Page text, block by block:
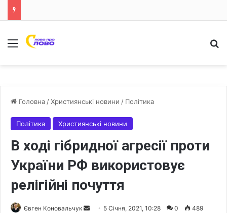
Меню
Головна /Християнські новини / Політика
Політика Християнські новини
В ході гібридної агресії проти
України РФ використовує
релігійні почуття
Євген Коновальчук 5 Січня, 2021, 10:28 0 489